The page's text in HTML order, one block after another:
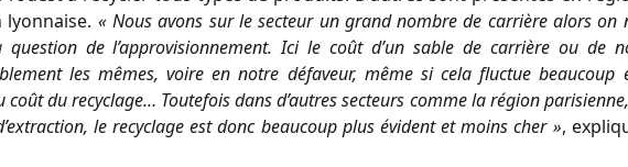
« Nous avons sur le secteur un grand nombre de carrière alors on
question de l’approvisionnement. Ici le coût d’un sable de carrière ou de
les mêmes, voire en notre défaveur, même si cela fluctue beaucoup
coût du recyclage… Toutefois dans d’autres secteurs comme la région
le recyclage est donc beaucoup plus évident et moins cher »,